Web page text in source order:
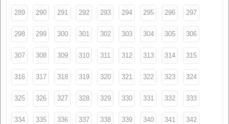
289 290 291 292 293 294 295 296 297
298 299 300 301 302 303 304 305 306
307 308 309 310 311 312 313 314 315
316 317 318 319 320 321 322 323 324
325 326 327 328 329 330 331 332 333
334 335 336 337 338 339 340 341 342